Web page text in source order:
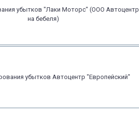
убытков "Лаки Моторс" (ООО Автоцентр
на бебеля)
убытков Автоцентр "Европейский"